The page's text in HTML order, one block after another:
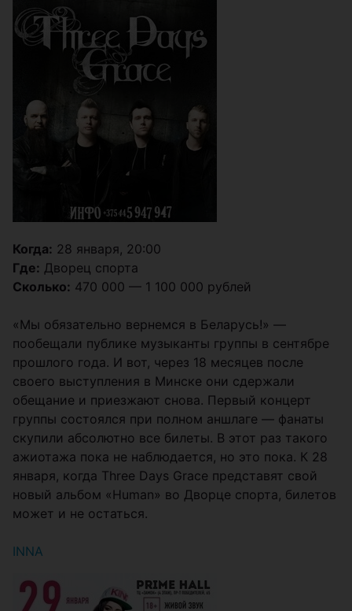
Когда: 28 января, 20:00
Где: Дворец спорта
Сколько: 470 000 — 1 100 000 рублей
«Мы обязательно вернемся в Беларусь!» —
пообещали публике музыканты группы в сентябре
прошлого года. И вот, через 18 месяцев после
своего выступления в Минске они сдержали
обещание и приезжают снова. Первый концерт
группы состоялся при полном аншлаге — фанаты
скупили абсолютно все билеты. В этот раз такого
ажиотажа пока не наблюдается, но это пока. К 28
января, когда Three Days Grace представят свой
новый альбом «Human» во Дворце спорта, билетов
может и не остаться.
INNA